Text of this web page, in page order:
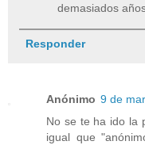
demasiados
Responder
Anónimo 9 de
No se te ha ido la
igual que